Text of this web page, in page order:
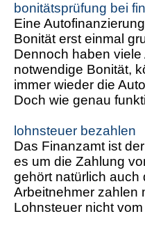
bonitätsprüfung bei
Eine
Bonität erst einmal
Dennoch haben
notwendige Bonität,
immer wieder die
Doch wie genau
lohnsteuer bezahlen
Das Finanzamt ist
es um die Zahlung
gehört natürlich auch
Arbeitnehmer zahlen
Lohnsteuer nicht